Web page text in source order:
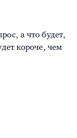
а что будет,
короче, чем